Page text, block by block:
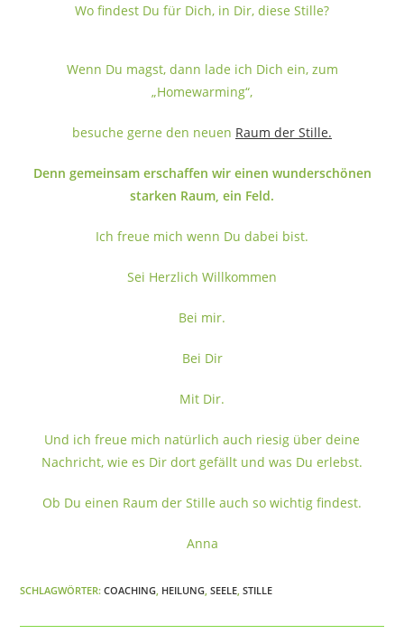
Wo findest Du für Dich, in Dir, diese Stille?
Wenn Du magst, dann lade ich Dich ein, zum
„Homewarming“,
besuche gerne den neuen Raum der Stille.
Denn gemeinsam erschaffen wir einen wunderschönen
starken Raum, ein Feld.
Ich freue mich wenn Du dabei bist.
Sei Herzlich Willkommen
Bei mir.
Bei Dir
Mit Dir.
Und ich freue mich natürlich auch riesig über deine
Nachricht, wie es Dir dort gefällt und was Du erlebst.
Ob Du einen Raum der Stille auch so wichtig findest.
Anna
SCHLAGWÖRTER:COACHING HEILUNG SEELE STILLE